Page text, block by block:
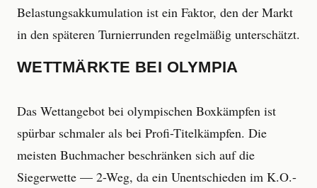
Belastungsakkumulation ist ein Faktor, den der Markt
in den späteren Turnierrunden regelmäßig unterschätzt.
WETTMÄRKTE BEI OLYMPIA
Das Wettangebot bei olympischen Boxkämpfen ist
spürbar schmaler als bei Profi-Titelkämpfen. Die
meisten Buchmacher beschränken sich auf die
Siegerwette — 2-Weg, da ein Unentschieden im K.O.-